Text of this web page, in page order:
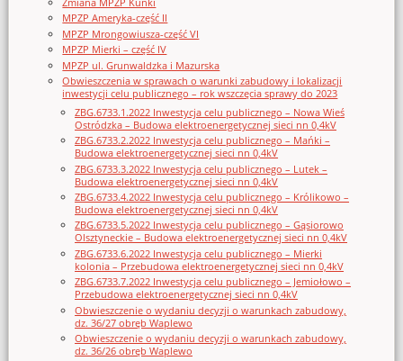
MPZP Ameryka-część II
MPZP Mrongowiusza-część VI
MPZP Mierki – część IV
MPZP ul. Grunwaldzka i Mazurska
Obwieszczenia w sprawach o warunki zabudowy i lokalizacji
inwestycji celu publicznego – rok wszczęcia sprawy do 2023
ZBG.6733.1.2022 Inwestycja celu publicznego – Nowa Wieś
Ostródzka – Budowa elektroenergetycznej sieci nn 0,4kV
ZBG.6733.2.2022 Inwestycja celu publicznego – Mańki –
Budowa elektroenergetycznej sieci nn 0,4kV
ZBG.6733.3.2022 Inwestycja celu publicznego – Lutek –
Budowa elektroenergetycznej sieci nn 0,4kV
ZBG.6733.4.2022 Inwestycja celu publicznego – Królikowo –
Budowa elektroenergetycznej sieci nn 0,4kV
ZBG.6733.5.2022 Inwestycja celu publicznego – Gąsiorowo
Olsztyneckie – Budowa elektroenergetycznej sieci nn 0,4kV
ZBG.6733.6.2022 Inwestycja celu publicznego – Mierki
kolonia – Przebudowa elektroenergetycznej sieci nn 0,4kV
ZBG.6733.7.2022 Inwestycja celu publicznego – Jemiołowo –
Przebudowa elektroenergetycznej sieci nn 0,4kV
Obwieszczenie o wydaniu decyzji o warunkach zabudowy,
dz. 36/27 obręb Waplewo
Obwieszczenie o wydaniu decyzji o warunkach zabudowy,
dz. 36/26 obręb Waplewo